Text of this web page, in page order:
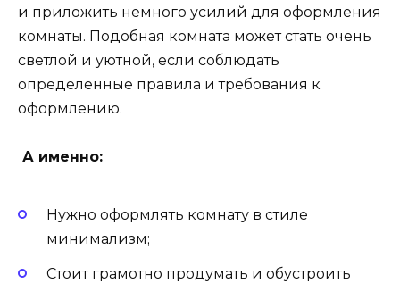
и приложить немного усилий для оформления
комнаты. Подобная комната может стать очень
светлой и уютной, если соблюдать
определенные правила и требования к
оформлению.
А именно:
Нужно оформлять комнату в стиле
минимализм;
Стоит грамотно продумать и обустроить